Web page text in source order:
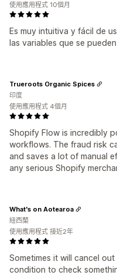
Es muy intuitiva y fácil de
las variables que se
使用應用程式 10個月
Shopify Flow is incredibly
workflows. The fraud risk
and saves a lot of manual
any serious Shopify
Trueroots Organic Spices
印度
使用應用程式 4個月
Sometimes it will cancel
condition to check
What's on Aotearoa
紐西蘭
使用應用程式 接近2年